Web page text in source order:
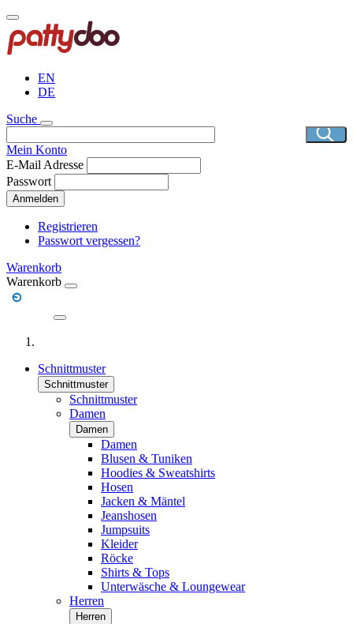
Direkt
zum
Inhalt
EN
DE
Suche
Mein Konto
E-Mail Adresse
Passwort
Anmelden
Registrieren
Passwort vergessen?
Warenkorb
Warenkorb
Schnittmuster
Schnittmuster
Schnittmuster
Damen
Damen
Damen
Blusen & Tuniken
Hoodies & Sweatshirts
Hosen
Jacken & Mäntel
Jeanshosen
Jumpsuits
Kleider
Röcke
Shirts & Tops
Unterwäsche & Loungewear
Herren
Herren